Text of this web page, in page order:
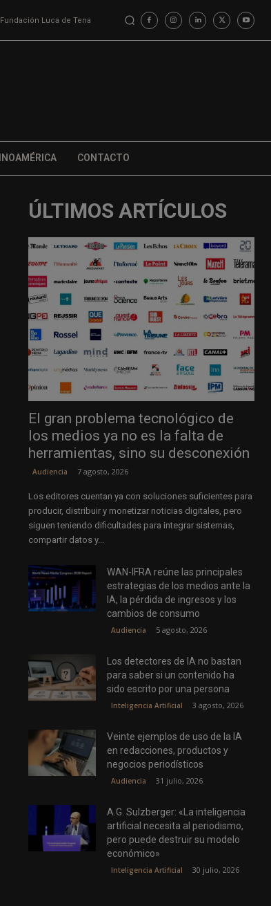
Fundación Luca de Tena
CONTACTO
ÚLTIMOS ARTÍCULOS
El gran problema tecnológico de
los medios ya no es la falta de
herramientas, sino su desconexión
Audiencia 7 agosto, 2026
Los editores cuentan ya con soluciones suficientes para
producir, distribuir y monetizar noticias digitales, pero
siguen teniendo dificultades para integrar sistemas,
compartir datos y...
WAN-IFRA reúne las principales
estrategias de los medios ante la
IA, la pérdida de ingresos y los
cambios de consumo
Audiencia 5 agosto, 2026
Los detectores de IA no bastan
para saber si un contenido ha
sido escrito por una persona
Inteligencia Artificial 3 agosto, 2026
Veinte ejemplos de uso de la IA
en redacciones, productos y
negocios periodísticos
Audiencia 31 julio, 2026
A.G. Sulzberger: «La inteligencia
artificial necesita al periodismo,
pero puede destruir su modelo
económico»
Inteligencia Artificial 30 julio, 2026